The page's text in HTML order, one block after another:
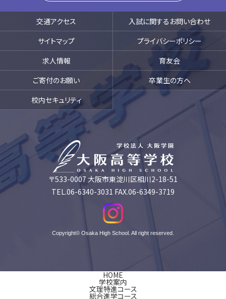
交通アクセス
入試に関するお問い合わせ
サイトマップ
プライバシーポリシー
求人情報
育友会
ご寄付のお願い
卒業生の方へ
校内セキュリティ
〒533-0007 大阪市東淀川区相川2-18-51
TEL.06-6340-3031 FAX.06-6349-3719
Copyright© Osaka High School. All right reserved.
HOME
学校案内
文理特進コース
総合進学コース